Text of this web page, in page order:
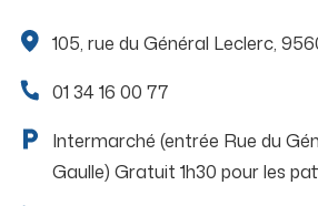
105, rue du Général Leclerc,
01 34 16 00 77
Intermarché (entrée Rue du
Gaulle) Gratuit 1h30 pour les